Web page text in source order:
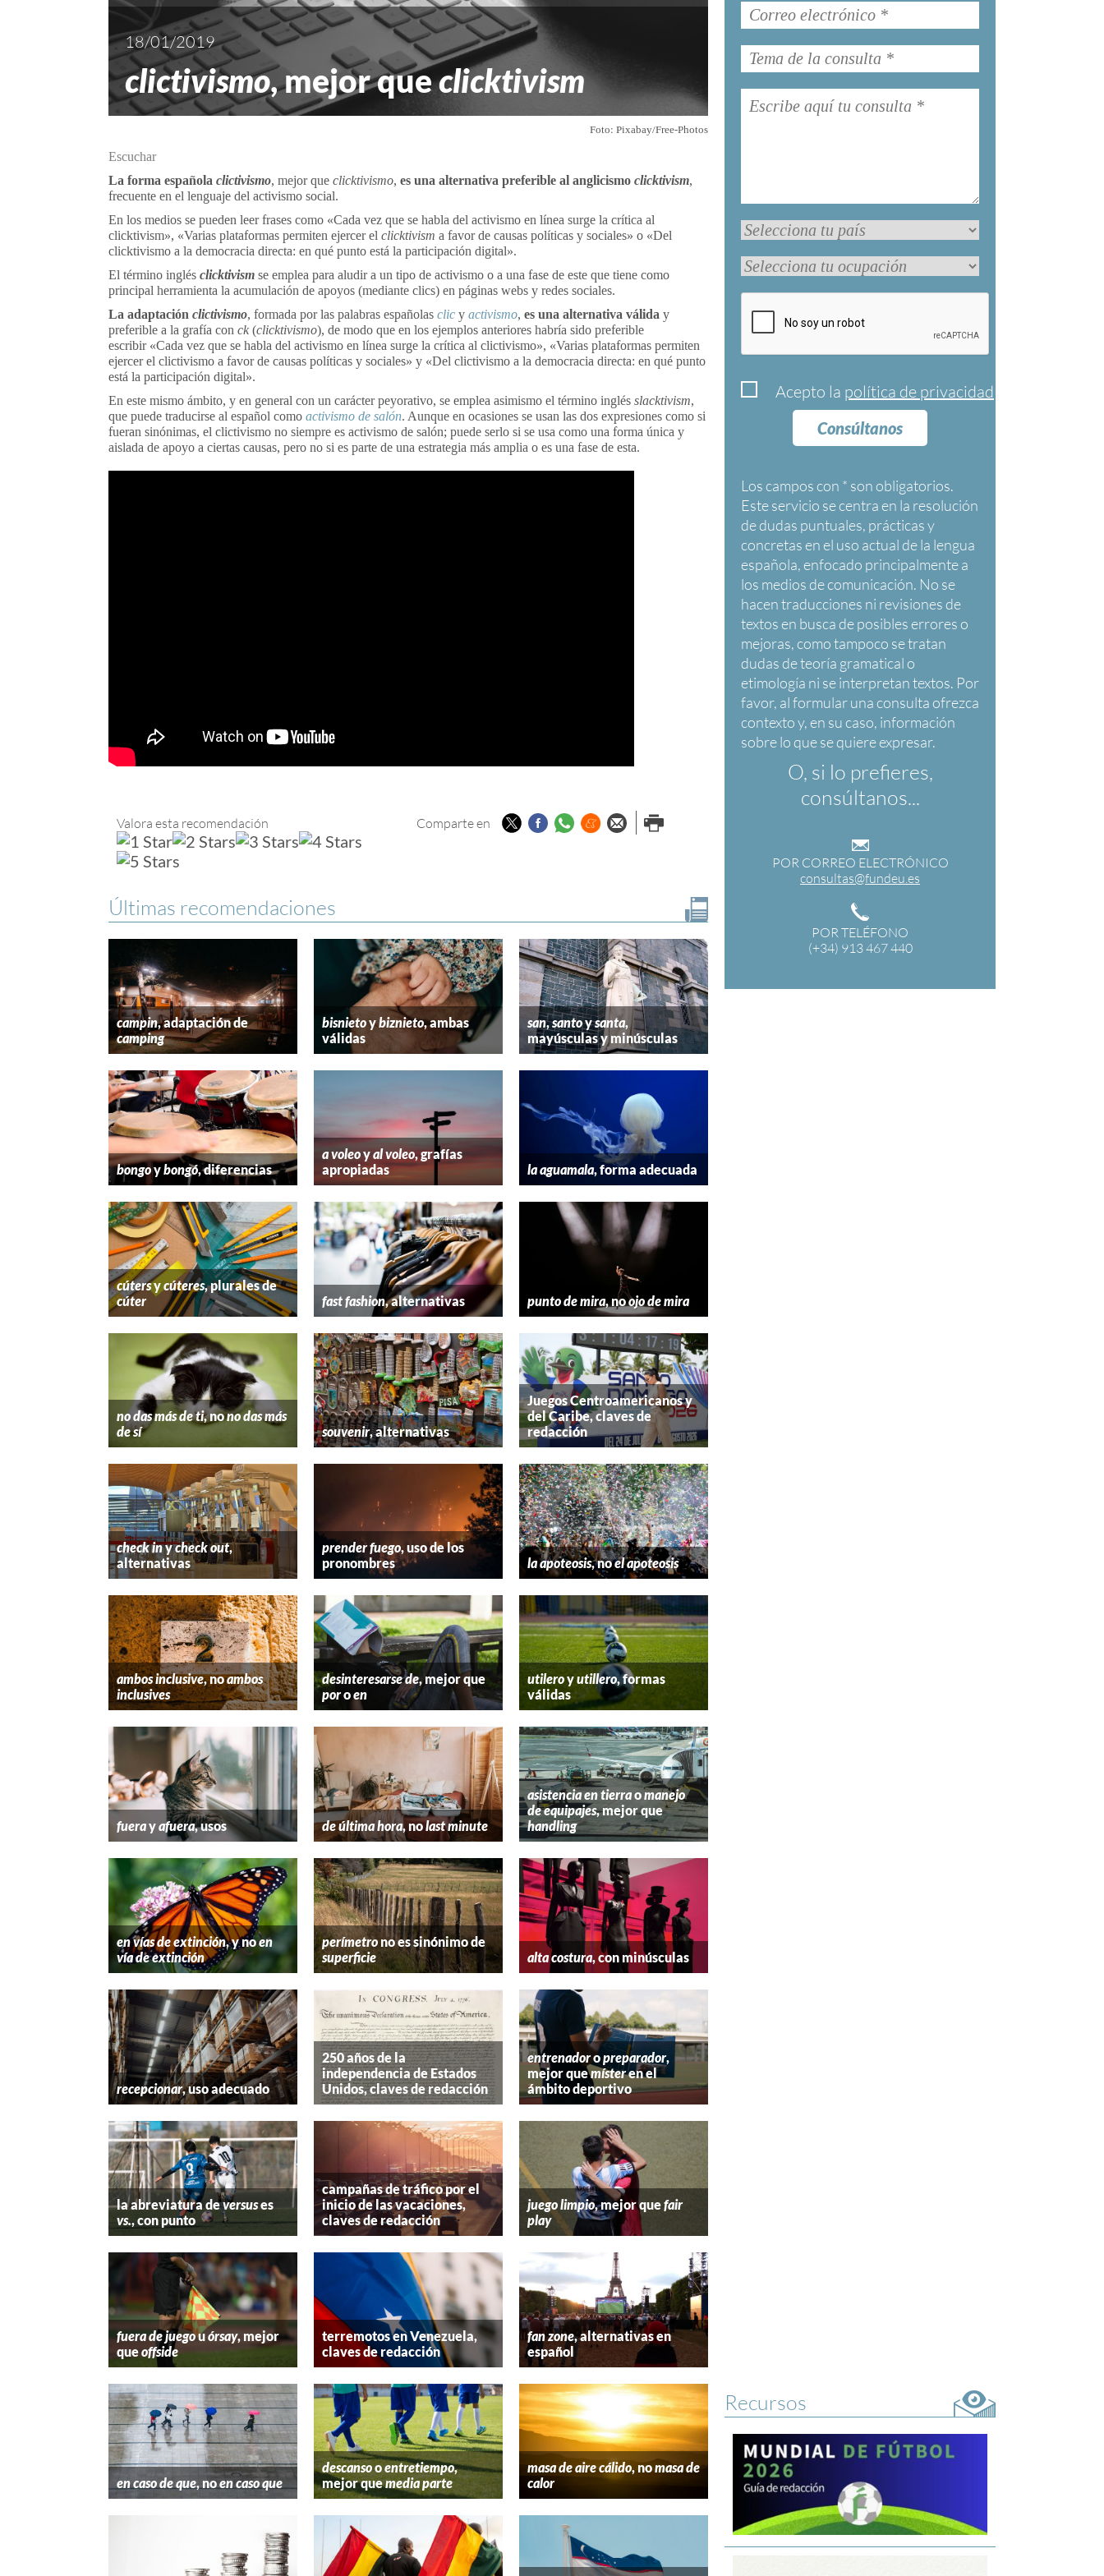
Acepto la política de privacidad
Consúltanos
Los campos con * son obligatorios
O, si lo prefieres,
consúltanos...
POR CORREO ELECTRÓNICO
consultas@fundeu.es
POR TELÉFONO
(+34) 913 467 440
18/01/2019
clictivismo, mejor queclicktivism
Foto: Pixabay/Free-Photos
Escuchar
La forma española clictivismo, mejor que clicktivismo, es una alternativa preferible al anglicismo clicktivism,
frecuente en el lenguaje del activismo social.
En los medios se pueden leer frases como «Cada vez que se habla del activismo en línea surge la crítica al
clicktivism», «Varias plataformas permiten ejercer el clicktivism a favor de causas políticas y sociales» o «Del
clicktivismo a la democracia directa: en qué punto está la participación digital».
El término inglés clicktivism se emplea para aludir a un tipo de activismo o a una fase de este que tiene como
principal herramienta la acumulación de apoyos (mediante clics) en páginas webs y redes sociales.
La adaptación clictivismo, formada por las palabras españolas clic y activismo, es una alternativa válida y
preferible a la grafía con ck (clicktivismo), de modo que en los ejemplos anteriores habría sido preferible
escribir «Cada vez que se habla del activismo en línea surge la crítica al clictivismo», «Varias plataformas permiten
ejercer el clictivismo a favor de causas políticas y sociales» y «Del clictivismo a la democracia directa: en qué punto
está la participación digital».
En este mismo ámbito, y en general con un carácter peyorativo, se emplea asimismo el término inglés slacktivism,
que puede traducirse al español como activismo de salón. Aunque en ocasiones se usan las dos expresiones como si
fueran sinónimas, el clictivismo no siempre es activismo de salón; puede serlo si se usa como una forma única y
aislada de apoyo a ciertas causas, pero no si es parte de una estrategia más amplia o es una fase de esta.
Valora esta recomendación Comparte en TwitterFacebook
Whatsapp
Menéame
Enviar porImprimir
Últimas recomendaciones
campin, adaptación de
camping
bisnietoybiznieto, ambas
válidas
san,santoysanta,
mayúsculas y minúsculas
bongoybongó, diferencias
a voleoyal voleo, grafías
apropiadas
la aguamala, forma adecuada
cútersycúteres, plurales de
cúter
fast fashion, alternativas punto de mira, noojo de mira
no das más de ti, nono das más
de sí
souvenir, alternativas
Juegos Centroamericanos y
del Caribe, claves de
redacción
check inycheck out,
alternativas
prender fuego, uso de los
pronombres
la apoteosis, noel apoteosis
ambos inclusive, noambos
inclusives
desinteresarse de, mejor que
poroen
utileroyutillero, formas
válidas
fuerayafuera, usos de última hora, nolast minute
asistencia en tierraomanejo
de equipajes, mejor que
handling
en vías de extinción, y noen
vía de extinción
perímetrono es sinónimo de
superficie
alta costura, con minúsculas
recepcionar, uso adecuado
250 años de la
independencia de Estados
Unidos, claves de redacción
entrenadoropreparador,
mejor quemísteren el
ámbito deportivo
la abreviatura deversuses
vs., con punto
campañas de tráfico por el
inicio de las vacaciones,
claves de redacción
juego limpio, mejor quefair
play
fuera de juegouórsay, mejor
queoffside
terremotos en Venezuela,
claves de redacción
fan zone, alternativas en
español
en caso de que, noen caso que
descansooentretiempo,
mejor quemedia parte
masa de aire cálido, nomasa de
calor
Recursos